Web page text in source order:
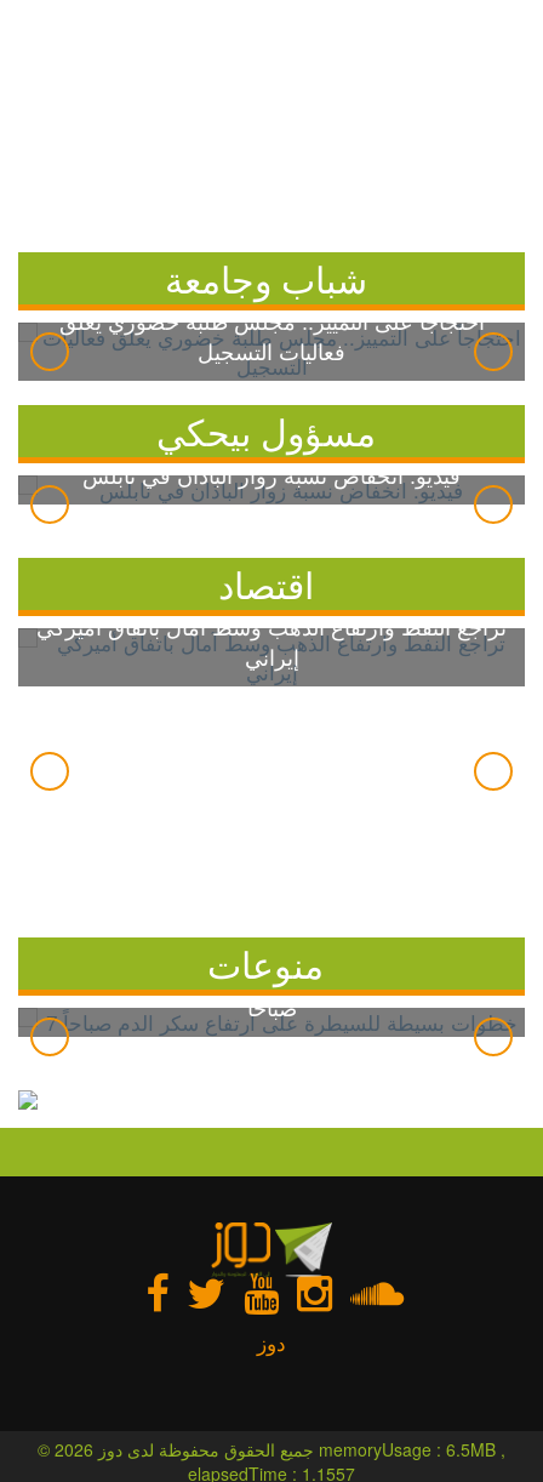
شباب وجامعة
احتجاجاً على التمييز.. مجلس طلبة خضوري يعلق
فعاليات التسجيل
مسؤول بيحكي
فيديو: انخفاض نسبة زوار الباذان في نابلس
اقتصاد
تراجع النفط وارتفاع الذهب وسط آمال باتفاق أميركي
إيراني
منوعات
7 خطوات بسيطة للسيطرة على ارتفاع سكر الدم
صباحاً
دوز
© 2026 جميع الحقوق محفوظة لدى دوز memoryUsage : 6.5MB ,
elapsedTime : 1.1557